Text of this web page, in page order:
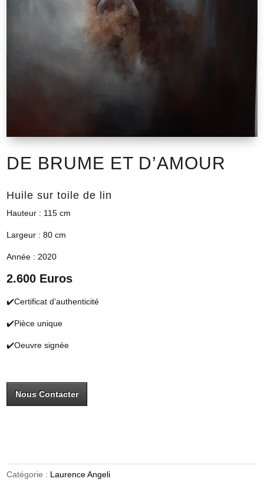
DE BRUME ET D’AMOUR
Huile sur toile de lin
Hauteur : 115 cm
Largeur : 80 cm
Année : 2020
2.600 Euros
✔️Certificat d’authenticité
✔️Pièce unique
✔️Oeuvre signée
Nous Contacter
Catégorie : Laurence Angeli